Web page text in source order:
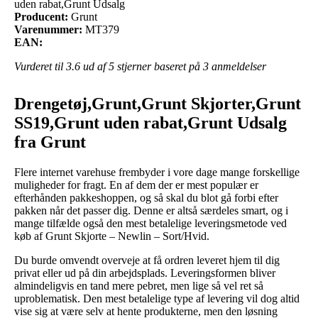
uden rabat,Grunt Udsalg
Producent: Grunt
Varenummer: MT379
EAN:
Vurderet til 3.6 ud af 5 stjerner baseret på 3 anmeldelser
Drengetøj,Grunt,Grunt Skjorter,Grunt
SS19,Grunt uden rabat,Grunt Udsalg
fra Grunt
Flere internet varehuse frembyder i vore dage mange forskellige
muligheder for fragt. En af dem der er mest populær er
efterhånden pakkeshoppen, og så skal du blot gå forbi efter
pakken når det passer dig. Denne er altså særdeles smart, og i
mange tilfælde også den mest betalelige leveringsmetode ved
køb af Grunt Skjorte – Newlin – Sort/Hvid.
Du burde omvendt overveje at få ordren leveret hjem til dig
privat eller ud på din arbejdsplads. Leveringsformen bliver
almindeligvis en tand mere pebret, men lige så vel ret så
uproblematisk. Den mest betalelige type af levering vil dog altid
vise sig at være selv at hente produkterne, men den løsning